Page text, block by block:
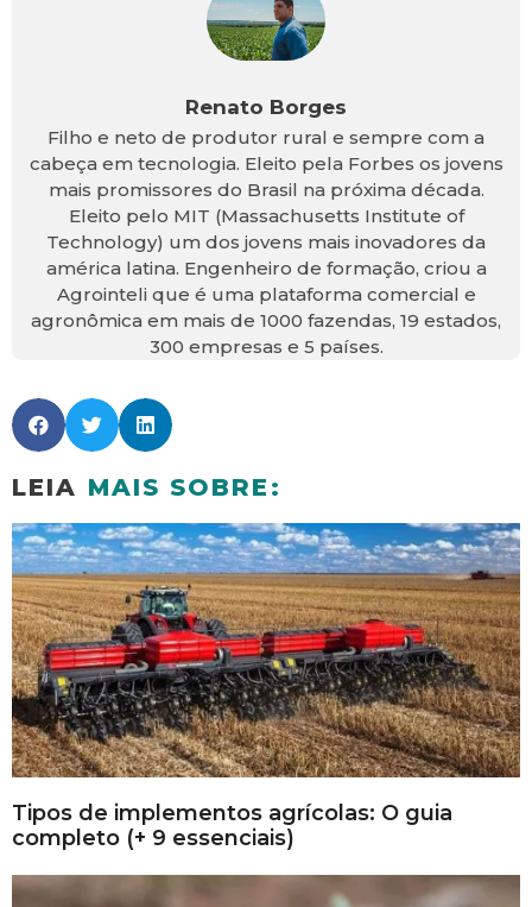
Renato Borges
Filho e neto de produtor rural e sempre com a
cabeça em tecnologia. Eleito pela Forbes os jovens
mais promissores do Brasil na próxima década.
Eleito pelo MIT (Massachusetts Institute of
Technology) um dos jovens mais inovadores da
américa latina. Engenheiro de formação, criou a
Agrointeli que é uma plataforma comercial e
agronômica em mais de 1000 fazendas, 19 estados,
300 empresas e 5 países.
LEIA MAIS SOBRE:
Tipos de implementos agrícolas: O guia
completo (+ 9 essenciais)